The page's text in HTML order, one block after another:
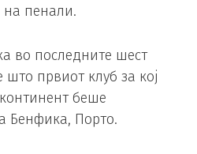
пенали.
во последните шест
што првиот клуб за кој
беше
Бенфика, Порто.